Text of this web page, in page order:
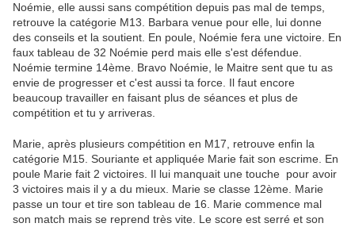
Noémie, elle aussi sans compétition depuis pas mal de temps,
retrouve la catégorie M13. Barbara venue pour elle, lui donne
des conseils et la soutient. En poule, Noémie fera une victoire. En
faux tableau de 32 Noémie perd mais elle s'est défendue.
Noémie termine 14ème. Bravo Noémie, le Maitre sent que tu as
envie de progresser et c'est aussi ta force. Il faut encore
beaucoup travailler en faisant plus de séances et plus de
compétition et tu y arriveras.
Marie, après plusieurs compétition en M17, retrouve enfin la
catégorie M15. Souriante et appliquée Marie fait son escrime. En
poule Marie fait 2 victoires. Il lui manquait une touche pour avoir
3 victoires mais il y a du mieux. Marie se classe 12ème. Marie
passe un tour et tire son tableau de 16. Marie commence mal
son match mais se reprend très vite. Le score est serré et son